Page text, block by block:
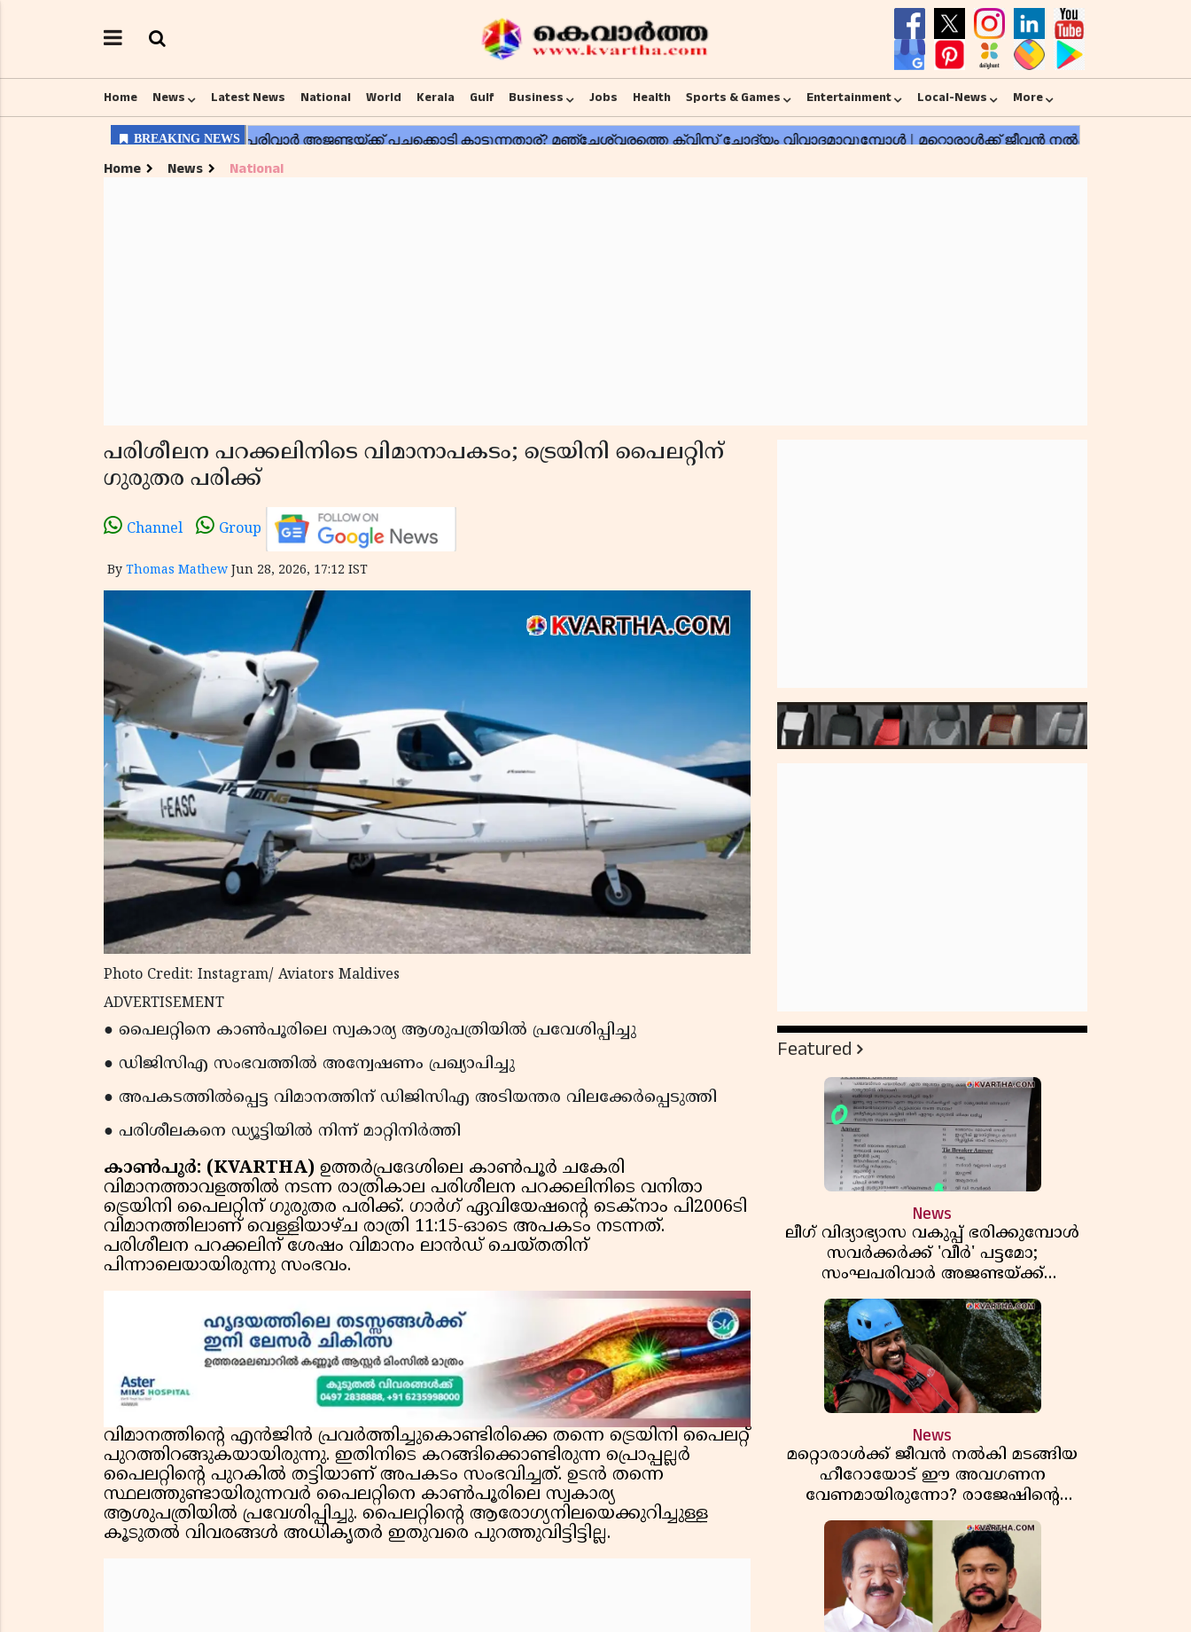
Home News Latest News National World Kerala Gulf Business Jobs Health Sports & Games Entertainment Local-News More
Home News National
പരിശീലന പറക്കലിനിടെ വിമാനാപകടം; ട്രെയിനി പൈലറ്റിന്
ഗുരുതര പരിക്ക്
Channel Group
By Thomas Mathew Jun 28, 2026, 17:12 IST
Photo Credit: Instagram/ Aviators Maldives
ADVERTISEMENT
● പൈലറ്റിനെ കാൺപൂരിലെ സ്വകാര്യ ആശുപത്രിയിൽ പ്രവേശിപ്പിച്ചു
● ഡിജിസിഎ സംഭവത്തിൽ അന്വേഷണം പ്രഖ്യാപിച്ചു
● അപകടത്തിൽപ്പെട്ട വിമാനത്തിന് ഡിജിസിഎ അടിയന്തര വിലക്കേർപ്പെടുത്തി
● പരിശീലകനെ ഡ്യൂട്ടിയിൽ നിന്ന് മാറ്റിനിർത്തി
കാൺപൂർ: (KVARTHA) ഉത്തർപ്രദേശിലെ കാൺപൂർ ചകേരി
വിമാനത്താവളത്തിൽ നടന്ന രാത്രികാല പരിശീലന പറക്കലിനിടെ വനിതാ
ട്രെയിനി പൈലറ്റിന് ഗുരുതര പരിക്ക്. ഗാർഗ് ഏവിയേഷൻ്റെ ടെക്‌നാം പി2006ടി
വിമാനത്തിലാണ് വെള്ളിയാഴ്ച രാത്രി 11:15-ഓടെ അപകടം നടന്നത്.
പരിശീലന പറക്കലിന് ശേഷം വിമാനം ലാൻഡ് ചെയ്തതിന്
പിന്നാലെയായിരുന്നു സംഭവം.
വിമാനത്തിൻ്റെ എൻജിൻ പ്രവർത്തിച്ചുകൊണ്ടിരിക്കെ തന്നെ ട്രെയിനി പൈലറ്റ്
പുറത്തിറങ്ങുകയായിരുന്നു. ഇതിനിടെ കറങ്ങിക്കൊണ്ടിരുന്ന പ്രൊപ്പല്ലർ
പൈലറ്റിൻ്റെ പുറകിൽ തട്ടിയാണ് അപകടം സംഭവിച്ചത്. ഉടൻ തന്നെ
സ്ഥലത്തുണ്ടായിരുന്നവർ പൈലറ്റിനെ കാൺപൂരിലെ സ്വകാര്യ
ആശുപത്രിയിൽ പ്രവേശിപ്പിച്ചു. പൈലറ്റിന്റെ ആരോഗ്യനിലയെക്കുറിച്ചുള്ള
കൂടുതൽ വിവരങ്ങൾ അധികൃതർ ഇതുവരെ പുറത്തുവിട്ടിട്ടില്ല.
Featured
News
ലീഗ് വിദ്യാഭ്യാസ വകുപ്പ് ഭരിക്കുമ്പോൾ
സവർക്കർക്ക് 'വീർ' പട്ടമോ;
സംഘപരിവാർ അജണ്ടയ്ക്ക്
പച്ചക്കൊടി കാട്ടുന്നതാര്?
മഞ്ചേശ്വരത്തെ ക്വിസ് ചോദ്യം
വിവാദമാവുമ്പോൾ
News
മറ്റൊരാൾക്ക് ജീവൻ നൽകി മടങ്ങിയ
ഹീറോയോട് ഈ അവഗണന
വേണമായിരുന്നോ? രാജേഷിൻ്റെ
ഭൗതിക ശരീരത്തോടുള്ള അനാദരവിൽ
ആളിപ്പടരുന്ന ജനരോഷവും പാഠവും